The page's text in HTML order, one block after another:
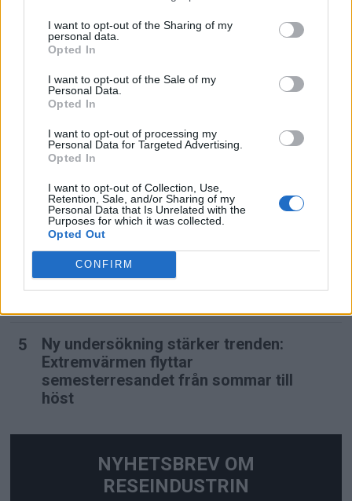
I want to opt-out of the Sharing of my
personal data.
Opted In
I want to opt-out of the Sale of my
Personal Data.
Opted In
I want to opt-out of processing my
Personal Data for Targeted Advertising.
Opted In
I want to opt-out of Collection, Use,
Retention, Sale, and/or Sharing of my
Personal Data that Is Unrelated with the
Purposes for which it was collected.
Opted Out
CONFIRM
MEST LÄST
Norwegians vd Geir Karlsen: ”Vi bygger
ett helt nordiskt resehus”
Den mest lönsamma
hotellinvesteringen får plats i en
minibar
Norwegian kritiserar köerna på Kastrup
– kan flytta trafik till Billund
Anko van der Werff visar upp SAS
Ny undersökning stärker trenden:
Extremvärmen flyttar
semesterresandet från sommar till
höst
NYHETSBREV OM
RESEINDUSTRIN